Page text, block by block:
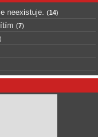
neexistuje. (14)
(7)
)